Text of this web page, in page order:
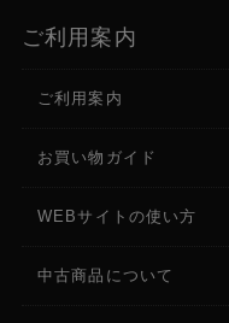
ご利用案内
ご利用案内
お買い物ガイド
WEBサイトの使い方
中古商品について